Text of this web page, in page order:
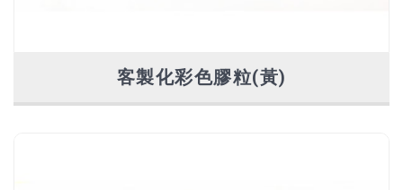
客製化彩色膠粒(黃)